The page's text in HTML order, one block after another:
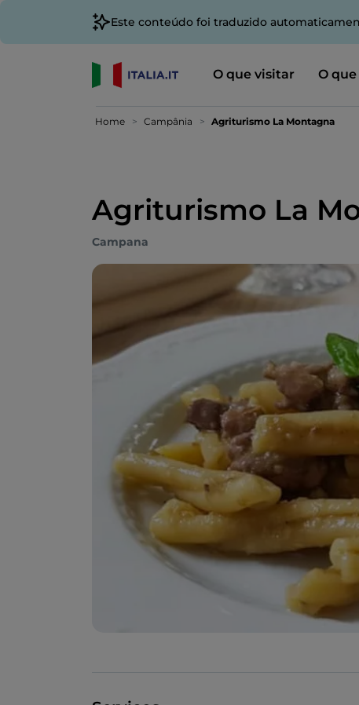
Este conteúdo foi traduzido
O que visitar O
Home Campânia Agriturismo La Montagna
Agriturismo La
Campana